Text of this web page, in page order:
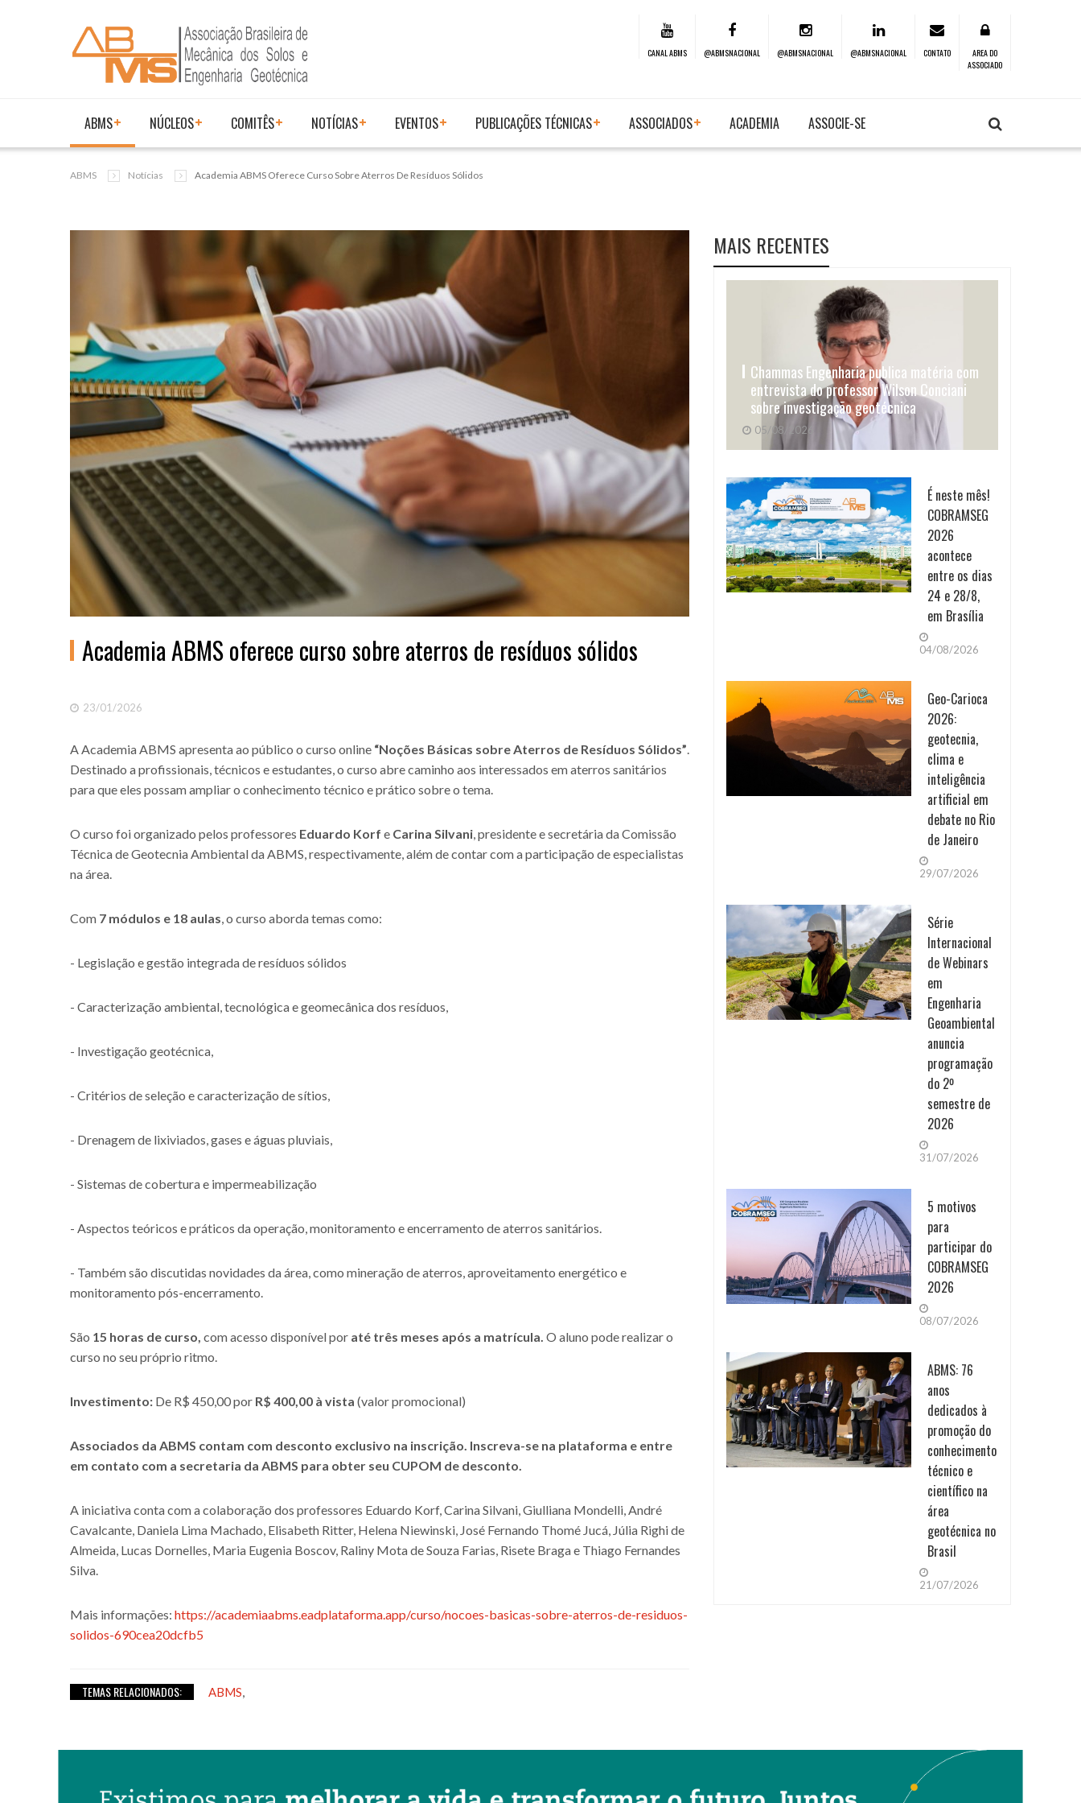
CANAL ABMS @ABMSNACIONAL @ABMSNACIONAL @ABMSNACIONAL CONTATO
AREA DO
ASSOCIADO
ABMS NÚCLEOS COMITÊS NOTÍCIAS EVENTOS PUBLICAÇÕES TÉCNICAS ASSOCIADOS ACADEMIA ASSOCIE-SE
ABMS Notícias Academia ABMS Oferece Curso Sobre Aterros De Resíduos Sólidos
Academia ABMS oferece curso sobre aterros de resíduos sólidos
23/01/2026
A Academia ABMS apresenta ao público o curso online “Noções Básicas sobre Aterros de Resíduos Sólidos”.
Destinado a profissionais, técnicos e estudantes, o curso abre caminho aos interessados em aterros sanitários
para que eles possam ampliar o conhecimento técnico e prático sobre o tema.
O curso foi organizado pelos professores Eduardo Korf e Carina Silvani, presidente e secretária da Comissão
Técnica de Geotecnia Ambiental da ABMS, respectivamente, além de contar com a participação de especialistas
na área.
Com 7 módulos e 18 aulas, o curso aborda temas como:
- Legislação e gestão integrada de resíduos sólidos
- Caracterização ambiental, tecnológica e geomecânica dos resíduos,
- Investigação geotécnica,
- Critérios de seleção e caracterização de sítios,
- Drenagem de lixiviados, gases e águas pluviais,
- Sistemas de cobertura e impermeabilização
- Aspectos teóricos e práticos da operação, monitoramento e encerramento de aterros sanitários.
- Também são discutidas novidades da área, como mineração de aterros, aproveitamento energético e
monitoramento pós-encerramento.
São 15 horas de curso, com acesso disponível por até três meses após a matrícula. O aluno pode realizar o
curso no seu próprio ritmo.
Investimento: De R$ 450,00 por R$ 400,00 à vista (valor promocional)
Associados da ABMS contam com desconto exclusivo na inscrição. Inscreva-se na plataforma e entre
em contato com a secretaria da ABMS para obter seu CUPOM de desconto.
A iniciativa conta com a colaboração dos professores Eduardo Korf, Carina Silvani, Giulliana Mondelli, André
Cavalcante, Daniela Lima Machado, Elisabeth Ritter, Helena Niewinski, José Fernando Thomé Jucá, Júlia Righi de
Almeida, Lucas Dornelles, Maria Eugenia Boscov, Raliny Mota de Souza Farias, Risete Braga e Thiago Fernandes
Silva.
Mais informações: https://academiaabms.eadplataforma.app/curso/nocoes-basicas-sobre-aterros-de-residuos-
solidos-690cea20dcfb5
TEMAS RELACIONADOS: ABMS,
MAIS RECENTES
Chammas Engenharia publica matéria com
entrevista do professor Wilson Conciani
sobre investigação geotécnica
05/08/2026
É neste mês!
COBRAMSEG
2026
acontece
entre os dias
24 e 28/8,
em Brasília
04/08/2026
Geo-Carioca
2026:
geotecnia,
clima e
inteligência
artificial em
debate no Rio
de Janeiro
29/07/2026
Série
Internacional
de Webinars
em
Engenharia
Geoambiental
anuncia
programação
do 2º
semestre de
2026
31/07/2026
5 motivos
para
participar do
COBRAMSEG
2026
08/07/2026
ABMS: 76
anos
dedicados à
promoção do
conhecimento
técnico e
científico na
área
geotécnica no
Brasil
21/07/2026